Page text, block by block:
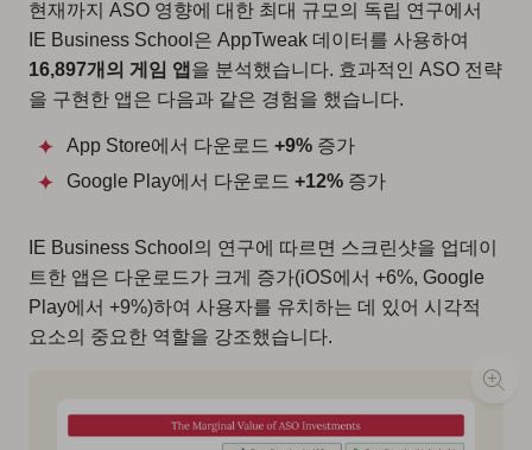
현재까지 ASO 영향에 대한 최대 규모의 독립 연구에서
IE Business School은 AppTweak 데이터를 사용하여
16,897개의 게임 앱 을 분석했습니다. 효과적인 ASO 전략
을 구현한 앱은 다음과 같은 경험을 했습니다.
App Store에서 다운로드 +9% 증가
Google Play에서 다운로드 +12% 증가
IE Business School의 연구에 따르면 스크린샷을 업데이
트한 앱은 다운로드가 크게 증가(iOS에서 +6%, Google
Play에서 +9%)하여 사용자를 유치하는 데 있어 시각적
요소의 중요한 역할을 강조했습니다.